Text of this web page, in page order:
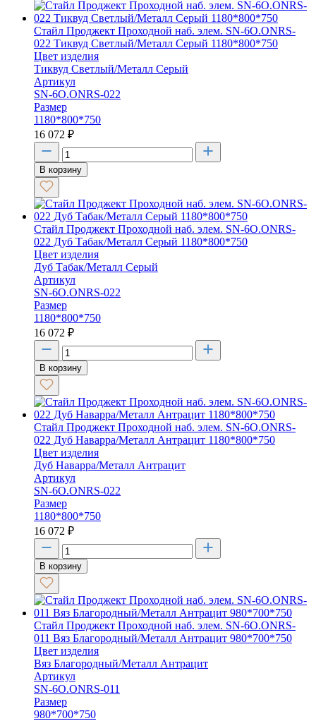
Стайл Проджект Проходной наб. элем. SN-6O.ONRS-
022 Тиквуд Светлый/Металл Серый 1180*800*750
Цвет изделия
Тиквуд Светлый/Металл Серый
Артикул
SN-6O.ONRS-022
Размер
1180*800*750
16 072 ₽
В корзину
Стайл Проджект Проходной наб. элем. SN-6O.ONRS-
022 Дуб Табак/Металл Серый 1180*800*750
Цвет изделия
Дуб Табак/Металл Серый
Артикул
SN-6O.ONRS-022
Размер
1180*800*750
16 072 ₽
В корзину
Стайл Проджект Проходной наб. элем. SN-6O.ONRS-
022 Дуб Наварра/Металл Антрацит 1180*800*750
Цвет изделия
Дуб Наварра/Металл Антрацит
Артикул
SN-6O.ONRS-022
Размер
1180*800*750
16 072 ₽
В корзину
Стайл Проджект Проходной наб. элем. SN-6O.ONRS-
011 Вяз Благородный/Металл Антрацит 980*700*750
Цвет изделия
Вяз Благородный/Металл Антрацит
Артикул
SN-6O.ONRS-011
Размер
980*700*750